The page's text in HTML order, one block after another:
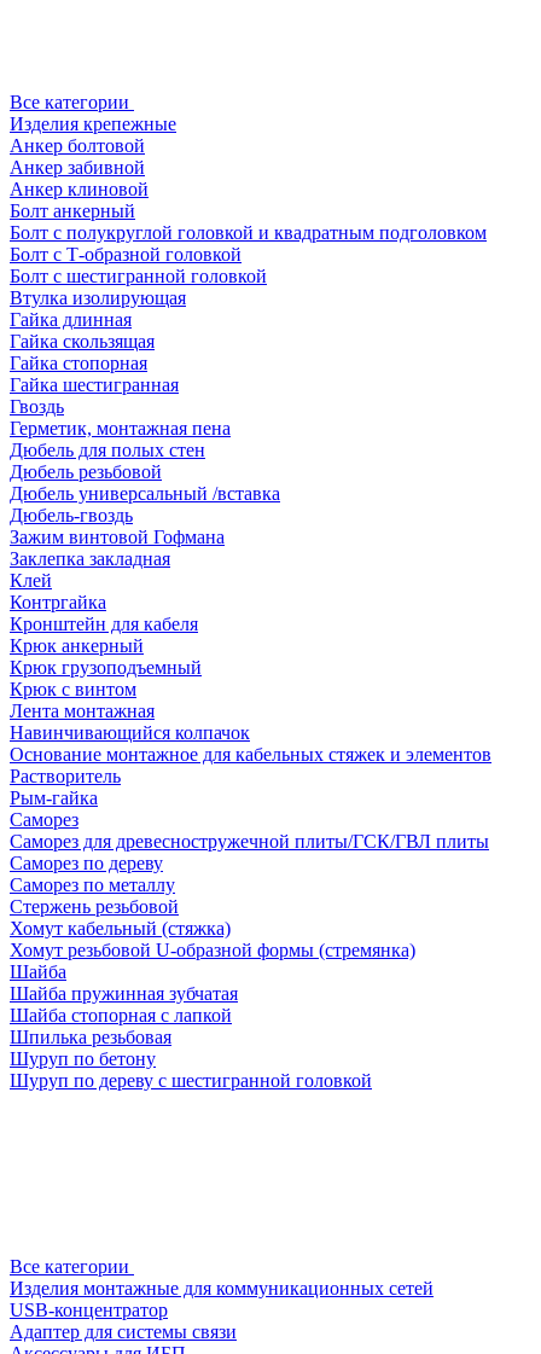
Все категории
Изделия крепежные
Анкер болтовой
Анкер забивной
Анкер клиновой
Болт анкерный
Болт с полукруглой головкой и квадратным подголовком
Болт с Т-образной головкой
Болт с шестигранной головкой
Втулка изолирующая
Гайка длинная
Гайка скользящая
Гайка стопорная
Гайка шестигранная
Гвоздь
Герметик, монтажная пена
Дюбель для полых стен
Дюбель резьбовой
Дюбель универсальный /вставка
Дюбель-гвоздь
Зажим винтовой Гофмана
Заклепка закладная
Клей
Контргайка
Кронштейн для кабеля
Крюк анкерный
Крюк грузоподъемный
Крюк с винтом
Лента монтажная
Навинчивающийся колпачок
Основание монтажное для кабельных стяжек и элементов
Растворитель
Рым-гайка
Саморез
Саморез для древесностружечной плиты/ГСК/ГВЛ плиты
Саморез по дереву
Саморез по металлу
Стержень резьбовой
Хомут кабельный (стяжка)
Хомут резьбовой U-образной формы (стремянка)
Шайба
Шайба пружинная зубчатая
Шайба стопорная с лапкой
Шпилька резьбовая
Шуруп по бетону
Шуруп по дереву с шестигранной головкой
Все категории
Изделия монтажные для коммуникационных сетей
USB-концентратор
Адаптер для системы связи